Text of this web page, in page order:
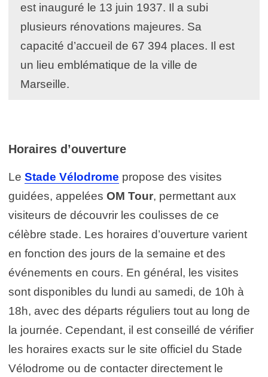
est inauguré le 13 juin 1937. Il a subi
plusieurs rénovations majeures. Sa
capacité d’accueil de 67 394 places. Il est
un lieu emblématique de la ville de
Marseille.
Horaires d’ouverture
Le Stade Vélodrome propose des visites
guidées, appelées OM Tour, permettant aux
visiteurs de découvrir les coulisses de ce
célèbre stade. Les horaires d’ouverture varient
en fonction des jours de la semaine et des
événements en cours. En général, les visites
sont disponibles du lundi au samedi, de 10h à
18h, avec des départs réguliers tout au long de
la journée. Cependant, il est conseillé de vérifier
les horaires exacts sur le site officiel du Stade
Vélodrome ou de contacter directement le